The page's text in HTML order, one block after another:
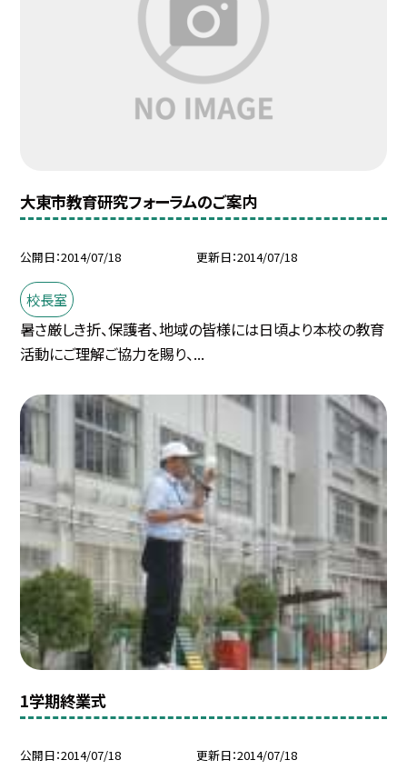
大東市教育研究フォーラムのご案内
公開日 2014/07/18 更新日 2014/07/18
校長室
暑さ厳しき折、保護者、地域の皆様には日頃より本校の教育
活動にご理解ご協力を賜り、...
1学期終業式
公開日 2014/07/18 更新日 2014/07/18